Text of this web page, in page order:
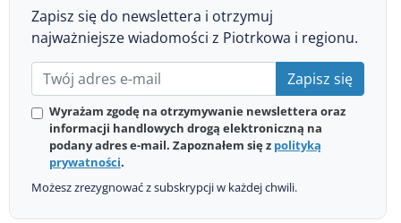
Zapisz się do newslettera i otrzymuj
najważniejsze wiadomości z Piotrkowa i regionu.
Zapisz się
Wyrażam zgodę na otrzymywanie newslettera oraz
informacji handlowych drogą elektroniczną na
podany adres e-mail. Zapoznałem się z polityką
prywatności.
Możesz zrezygnować z subskrypcji w każdej chwili.